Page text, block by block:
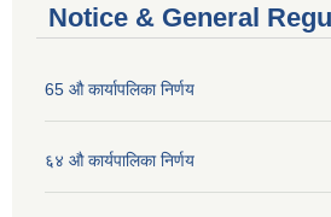
Notice & General
65 औ कार्यापलिका निर्णय
६४ औ कार्यपालिका निर्णय